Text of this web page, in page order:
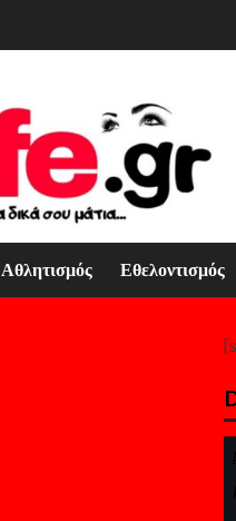
Αθλητισμός Εθελοντισμός